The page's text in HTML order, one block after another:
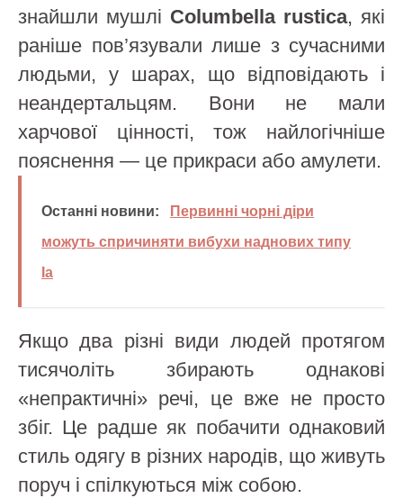
знайшли мушлі Columbella rustica, які
раніше пов’язували лише з сучасними
людьми, у шарах, що відповідають і
неандертальцям. Вони не мали
харчової цінності, тож найлогічніше
пояснення — це прикраси або амулети.
Останні новини:
Первинні чорні діри
можуть спричиняти вибухи наднових типу
Ia
Якщо два різні види людей протягом
тисячоліть збирають однакові
«непрактичні» речі, це вже не просто
збіг. Це радше як побачити однаковий
стиль одягу в різних народів, що живуть
поруч і спілкуються між собою.